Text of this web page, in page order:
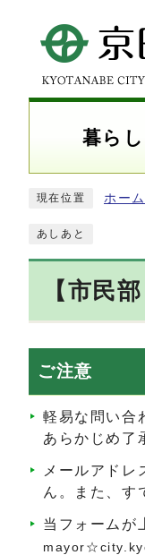
暮ら
現在位置 ホーム
あしあと
【市民
ご注意
軽易な問い合
あらかじめ了
メールアド
ん。また、す
当フォームが